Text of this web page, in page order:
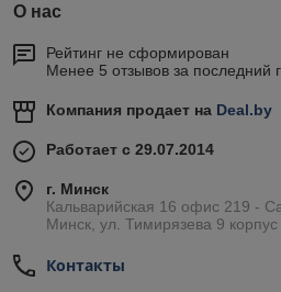
О нас
Рейтинг не сформирован
Менее 5 отзывов за последний
Компания продает на Deal.by
Работает с 29.07.2014
г. Минск
Кальварийская 16 офис 219 -
Минск, ул. Тимирязева 9
Контакты